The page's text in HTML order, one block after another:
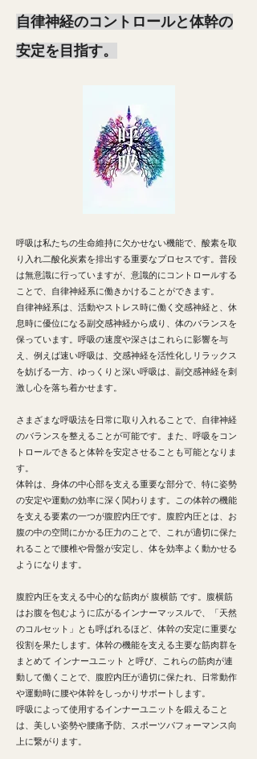
自律神経のコントロールと体幹の
安定を目指す。
呼吸は私たちの生命維持に欠かせない機能で、酸素を取
り入れ二酸化炭素を排出する重要なプロセスです。普段
は無意識に行っていますが、意識的にコントロールする
ことで、自律神経系に働きかけることができます。
自律神経系は、活動やストレス時に働く交感神経と、休
息時に優位になる副交感神経から成り、体のバランスを
保っています。 呼吸の速度や深さはこれらに影響を与
え、例えば速い呼吸は、交感神経を活性化しリラックス
を妨げる一方、ゆっくりと深い呼吸は、副交感神経を刺
激し心を落ち着かせます。
さまざまな呼吸法を日常に取り入れることで、自律神経
のバランスを整えることが可能です。
また、呼吸をコン
トロールできると体幹を安定させることも可能となりま
す。
体幹は、身体の中心部を支える重要な部分で、特に姿勢
の安定や運動の効率に深く関わります。この体幹の機能
を支える要素の一つが腹腔内圧です。腹腔内圧とは、お
腹の中の空間にかかる圧力のことで、これが適切に保た
れることで腰椎や骨盤が安定し、体を効率よく動かせる
ようになります。
腹腔内圧を支える中心的な筋肉が 腹横筋 です。腹横筋
はお腹を包むように広がるインナーマッスルで、「天然
のコルセット」とも呼ばれるほど、体幹の安定に重要な
役割を果たします。体幹の機能を支える主要な筋肉群を
まとめて インナーユニット と呼び、
これらの筋肉が連
動して働くことで、腹腔内圧が適切に保たれ、日常動作
や運動時に腰や体幹をしっかりサポートします。
呼吸によって使用するインナーユニットを鍛えること
は、美しい姿勢や腰痛予防、スポーツパフォーマンス向
上に繋がります。